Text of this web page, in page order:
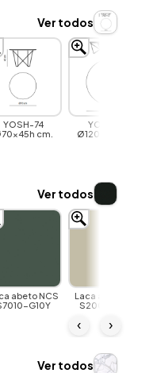
YOSH-74
cm.
YOSH-23
Ø120x30h cm.
Ver todos
abeto NCS
G10Y
Laca arena NCS
S2005-Y20R
‹ ›
Ver todos
Ver todos